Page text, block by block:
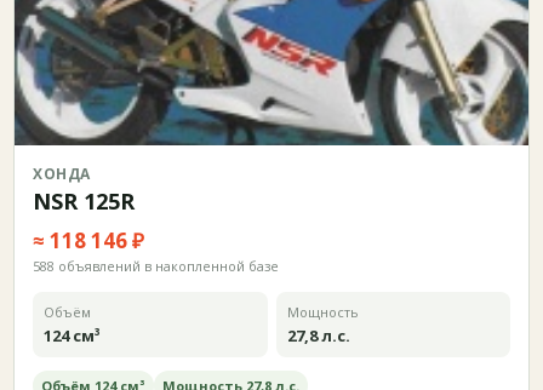
ХОНДА
NSR 125R
≈ 118 146 ₽
588 объявлений в накопленной базе
Объём
124 см³
Мощность
27,8 л.с.
Объём 124 см³ Мощность 27,8 л.с.